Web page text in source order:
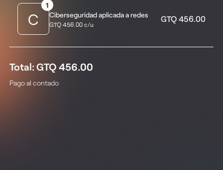
C
1
Ciberseguridad aplicada a redes
GTQ 456.00 c/u
GTQ 456.00
Total: GTQ 456.00
Pago al contado